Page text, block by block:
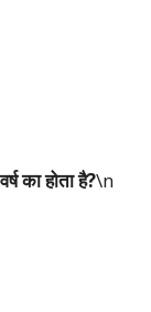
का होता है?\n